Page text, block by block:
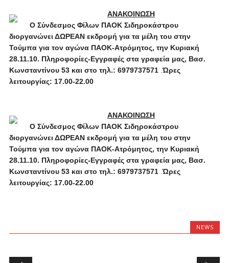
ΑΝΑΚΟΙΝΩΣΗ
Ο Σύνδεσμος Φίλων ΠΑΟΚ Σιδηροκάστρου
διοργανώνει ΔΩΡΕΑΝ εκδρομή για τα μέλη του στην
Τούμπα για τον αγώνα ΠΑΟΚ-Ατρόμητος, την Κυριακή
28.11.10. Πληροφορίες-Εγγραφές στα γραφεία μας, Βασ.
Κωνσταντίνου 53 και στο τηλ.: 6979737571.Ώρες
λειτουργίας: 17.00-22.00
ΑΝΑΚΟΙΝΩΣΗ
Ο Σύνδεσμος Φίλων ΠΑΟΚ Σιδηροκάστρου
διοργανώνει ΔΩΡΕΑΝ εκδρομή για τα μέλη του στην
Τούμπα για τον αγώνα ΠΑΟΚ-Ατρόμητος, την Κυριακή
28.11.10. Πληροφορίες-Εγγραφές στα γραφεία μας, Βασ.
Κωνσταντίνου 53 και στο τηλ.: 6979737571.Ώρες
λειτουργίας: 17.00-22.00
NEWS